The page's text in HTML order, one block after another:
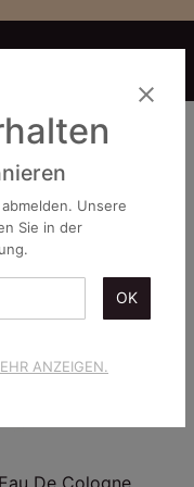

close
Unsere
Sie in der
OK
ANZEIGEN.